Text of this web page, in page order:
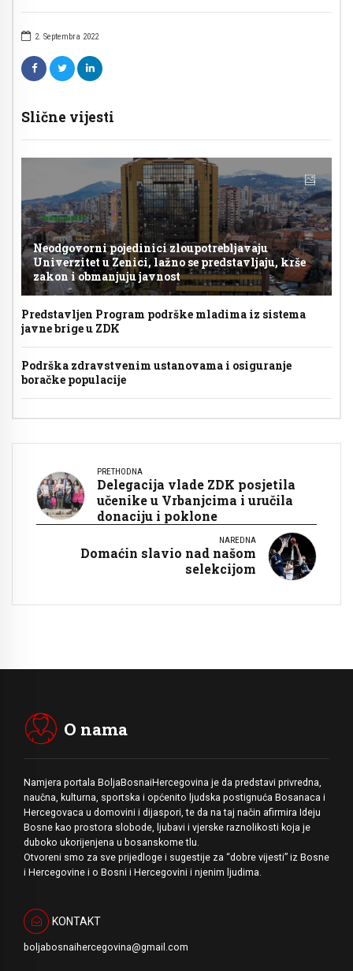
2. Septembra 2022
Slične vijesti
Neodgovorni pojedinici zloupotrebljavaju
Univerzitet u Zenici, lažno se predstavljaju, krše
zakon i obmanjuju javnost
Predstavljen Program podrške mladima iz sistema
javne brige u ZDK
Podrška zdravstvenim ustanovama i osiguranje
boračke populacije
PRETHODNA
Delegacija vlade ZDK posjetila
učenike u Vrbanjcima i uručila
donaciju i poklone
NAREDNA
Domaćin slavio nad našom
selekcijom
O nama
Namjera portala BoljaBosnaiHercegovina je da predstavi privredna,
naučna, kulturna, sportska i općenito ljudska postignuća Bosanaca i
Hercegovaca u domovini i dijaspori, te da na taj način afirmira Ideju
Bosne kao prostora slobode, ljubavi i vjerske raznolikosti koja je
duboko ukorijenjena u bosanskome tlu.
Otvoreni smo za sve prijedloge i sugestije za “dobre vijesti” iz Bosne
i Hercegovine i o Bosni i Hercegovini i njenim ljudima.
KONTAKT
boljabosnaihercegovina@gmail.com